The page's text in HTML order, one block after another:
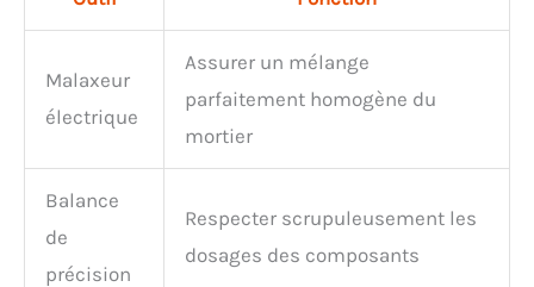
Malaxeur
électrique
Assurer un mélange
parfaitement homogène du
mortier
Balance
de
précision
Respecter scrupuleusement les
dosages des composants